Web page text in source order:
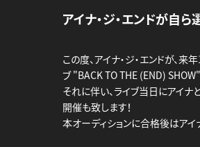
アイナ・ジ・エンドが自
この度、アイナ・ジ・エンドが、
ブ "BACK TO THE (END)
それに伴い、ライブ当日にアイナ
開催も致します！
本オーディションに合格後はアイ